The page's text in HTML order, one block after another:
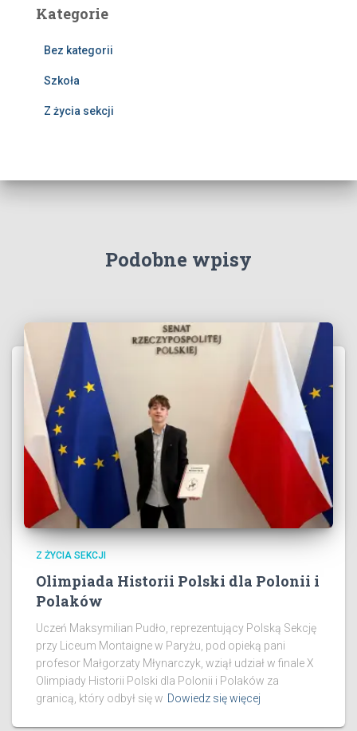
Kategorie
Bez kategorii
Szkoła
Z życia sekcji
Podobne wpisy
Z ŻYCIA SEKCJI
Olimpiada Historii Polski dla Polonii i
Polaków
Uczeń Maksymilian Pudło, reprezentujący Polską Sekcję
przy Liceum Montaigne w Paryżu, pod opieką pani
profesor Małgorzaty Młynarczyk, wziął udział w finale X
Olimpiady Historii Polski dla Polonii i Polaków za
granicą, który odbył się w Dowiedz się więcej